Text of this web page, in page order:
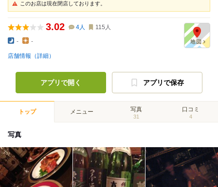
このお店は現在閉店しております。
3.02 4人 115 人
- -
店舗情報（詳細）
アプリで開く アプリで保存
トップ メニュー 写真
31
口コミ
4
写真